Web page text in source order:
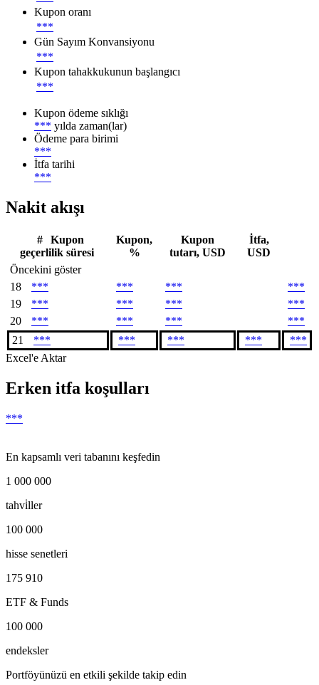
Kupon oranı
***
Gün Sayım Konvansiyonu
***
Kupon tahakkukunun başlangıcı
***
Kupon ödeme sıklığı
*** yılda zaman(lar)
Ödeme para birimi
***
İtfa tarihi
***
Nakit akışı
#
Kupon
geçerlilik süresi
Kupon,
%
Kupon
tutarı, USD
İtfa,
USD
Öncekini göster
18
*** *** ***
***
19
*** *** ***
***
20
*** *** ***
***
21
*** *** *** ***
***
Excel'e Aktar
Erken itfa koşulları
***
En kapsamlı veri tabanını keşfedin
1 000 000
tahvi̇ller
100 000
hisse senetleri
175 910
ETF & Funds
100 000
endeksler
Portföyünüzü en etkili şekilde takip edin